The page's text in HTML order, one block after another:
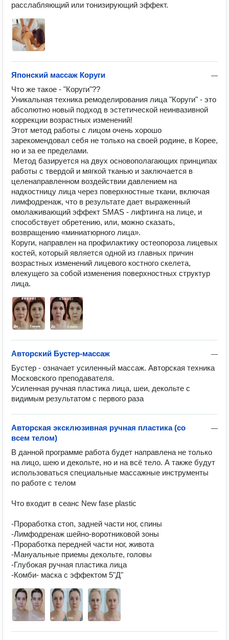
расслабляющий или тонизирующий эффект.
—
Японский массаж Коруги
Что же такое - "Коруги"??
Уникальная техника ремоделирования лица "Коруги" - это
абсолютно новый подход в эстетической неинвазивной
коррекции возрастных изменений!
Этот метод работы с лицом очень хорошо
зарекомендовал себя не только на своей родине, в Корее,
но и за ее пределами.
работы с твердой и мягкой тканью и заключается в
целенаправленном воздействии давлением на
надкостницу лица через поверхностные ткани, включая
лимфодренаж, что в результате дает выраженный
омолаживающий эффект SMAS - лифтинга на лице, и
способствует обретению, или, можно сказать,
возвращению «миниатюрного лица».
Коруги, направлен на профилактику остеопороза лицевых
костей, который является одной из главных причин
возрастных изменений лицевого костного скелета,
влекущего за собой изменения поверхностных структур
лица.
—
Авторский Бустер-массаж
Бустер - означает усиленный массаж. Авторская техника
Московского преподавателя.
Усиленная ручная пластика лица, шеи, декольте с
видимым результатом с первого раза
—
Авторская эксклюзивная ручная пластика (со
всем телом)
В данной программе работа будет направлена не только
на лицо, шею и декольте, но и на всё тело. А также будут
использоваться специальные массажные инструменты
по работе с телом
Что входит в сеанс New fase plastic
-Проработка стоп, задней части ног, спины
-Лимфодренаж шейно-воротниковой зоны
-Проработка передней части ног, живота
-Мануальные приемы декольте, головы
-Глубокая ручная пластика лица
-Комби- маска с эффектом 5"Д"